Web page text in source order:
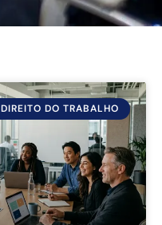
DIREITO DO TRABALHO